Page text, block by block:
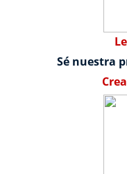
Sé nuestra